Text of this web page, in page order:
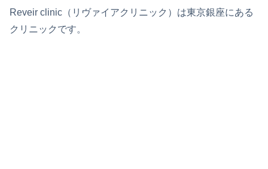
Reveir clinic（リヴァイアクリニック）は東京銀座にある
クリニックです。